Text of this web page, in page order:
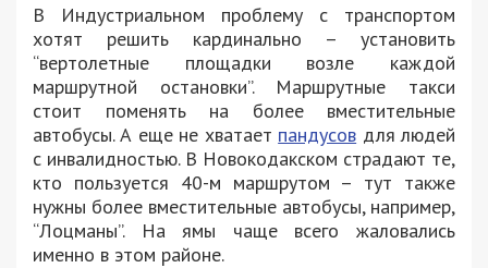
В Индустриальном проблему с транспортом
хотят решить кардинально – установить
“вертолетные площадки возле каждой
маршрутной остановки”. Маршрутные такси
стоит поменять на более вместительные
автобусы. А еще не хватает пандусов для людей
с инвалидностью. В Новокодакском страдают те,
кто пользуется 40-м маршрутом – тут также
нужны более вместительные автобусы, например,
“Лоцманы”. На ямы чаще всего жаловались
именно в этом районе.